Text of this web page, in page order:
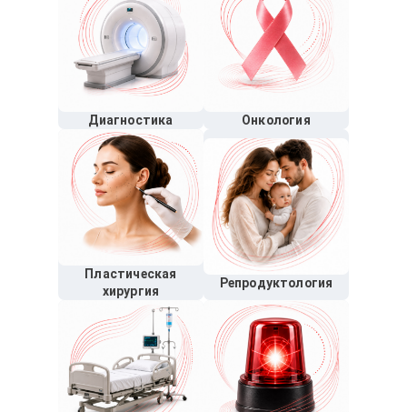
Диагностика Онкология
Пластическая
хирургия
Репродуктология